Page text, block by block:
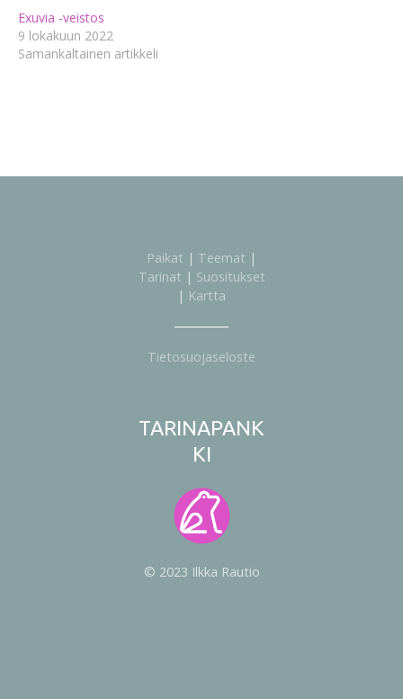
Exuvia -veistos
9 lokakuun 2022
Samankaltainen artikkeli
Paikat | Teemat |
Tarinat | Suositukset
| Kartta
Tietosuojaseloste
TARINAPANK
KI
© 2023 Ilkka Rautio